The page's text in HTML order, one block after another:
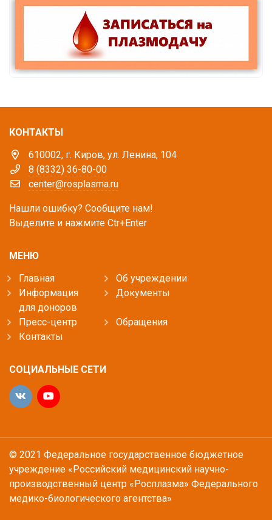
КОНТАКТЫ
610002, г. Киров, ул. Ленина, 104
8 (8332) 36-80-00
center@rosplasma.ru
Нашли ошибку? Сообщите нам!
Выделите и нажмите Ctr+Enter
МЕНЮ
Главная
Об учреждении
Информация
для доноров
Документы
Пресс-центр
Обращения
Контакты
СОЦИАЛЬНЫЕ СЕТИ
© 2021 Федеральное государственное бюджетное
учреждение «Российский медицинский научно-
производственный центр «Росплазма» Федерального
медико-биологического агентства»